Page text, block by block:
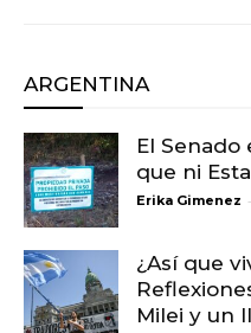
ARGENTINA
El
que ni
Erika Gimenez -
¿Así que
Milei y un